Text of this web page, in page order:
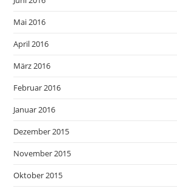
Mai 2016
April 2016
März 2016
Februar 2016
Januar 2016
Dezember 2015
November 2015
Oktober 2015